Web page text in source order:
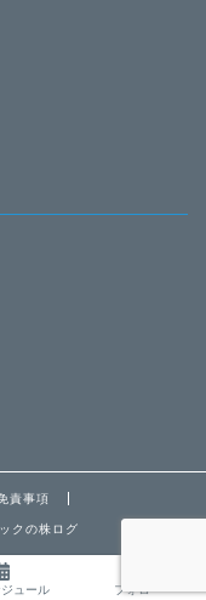
責事項
クの株ログ
ュール フォロー